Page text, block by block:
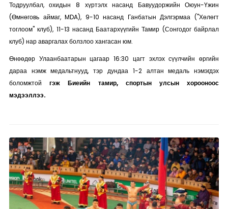
Тодруулбал, охидын 8 хүртэлх насанд Бавуудоржийн Оюун-Үжин
(Өмнөговь аймаг, MDA), 9-10 насанд Ганбатын Дэлгэрмаа ("Хөлөгт
тоглоом" клуб), 11-13 насанд Баатархүүгийн Тамир (Сонгодог байрлал
клуб) нар аваргалах болзлоо хангасан юм.
Өнөөдөр Улаанбаатарын цагаар 16:30 цагт эхлэх сүүлчийн өргийн
дараа нэмж медальтнууд, тэр дундаа 1-2 алтан медаль нэмэгдэх
боломжтойгэж Биеийн тамир, спортын улсын хорооноос
мэдээллээ.